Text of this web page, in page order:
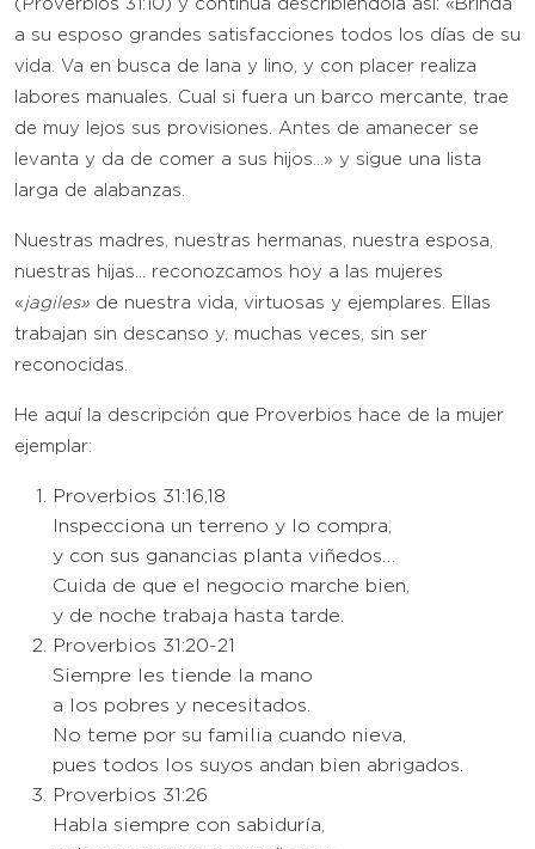
(Proverbios 31:10) y continúa describiéndola así: «Brinda
a su esposo grandes satisfacciones todos los días de su
vida. Va en busca de lana y lino, y con placer realiza
labores manuales. Cual si fuera un barco mercante, trae
de muy lejos sus provisiones. Antes de amanecer se
levanta y da de comer a sus hijos…» y sigue una lista
larga de alabanzas.
Nuestras madres, nuestras hermanas, nuestra esposa,
nuestras hijas… reconozcamos hoy a las mujeres
«jagiles» de nuestra vida, virtuosas y ejemplares. Ellas
trabajan sin descanso y, muchas veces, sin ser
reconocidas.
He aquí la descripción que Proverbios hace de la mujer
ejemplar:
Proverbios 31:16,18
Inspecciona un terreno y lo compra,
y con sus ganancias planta viñedos…
Cuida de que el negocio marche bien,
y de noche trabaja hasta tarde.
Proverbios 31:20-21
Siempre les tiende la mano
a los pobres y necesitados.
No teme por su familia cuando nieva,
pues todos los suyos andan bien abrigados.
Proverbios 31:26
Habla siempre con sabiduría,